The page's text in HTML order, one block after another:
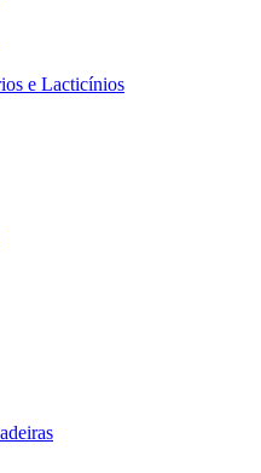
e Lacticínios